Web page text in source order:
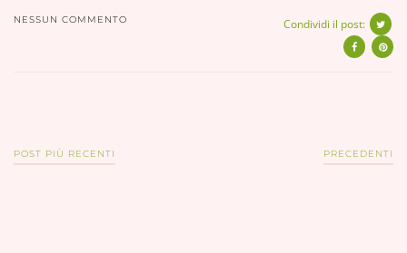
NESSUN COMMENTO Condividi il post:
POST PIÙ RECENTI PRECEDENTI